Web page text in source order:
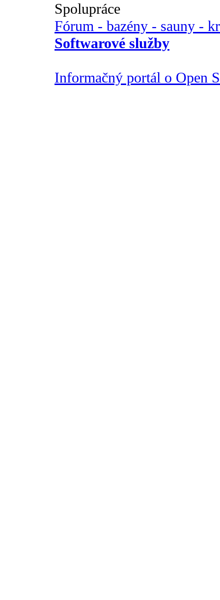
Spolupráce
Fórum - bazény - sauny -
Softwarové služby
Informačný portál o Open